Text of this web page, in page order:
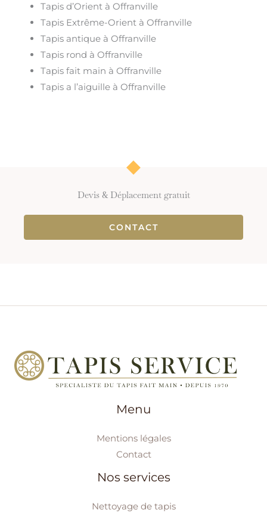
Tapis d’Orient à Offranville
Tapis Extrême-Orient à Offranville
Tapis antique à Offranville
Tapis rond à Offranville
Tapis fait main à Offranville
Tapis a l’aiguille à Offranville
Devis & Déplacement gratuit
CONTACT
Menu
Mentions légales
Contact
Nos services
Nettoyage de tapis